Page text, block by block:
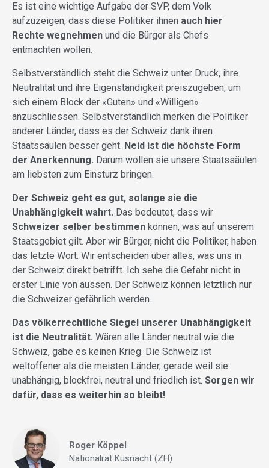
Es ist eine wichtige Aufgabe der SVP, dem Volk
aufzuzeigen, dass diese Politiker ihnen auch hier
Rechte wegnehmen und die Bürger als Chefs
entmachten wollen.
Selbstverständlich steht die Schweiz unter Druck, ihre
Neutralität und ihre Eigenständigkeit preiszugeben, um
sich einem Block der «Guten» und «Willigen»
anzuschliessen. Selbstverständlich merken die Politiker
anderer Länder, dass es der Schweiz dank ihren
Staatssäulen besser geht. Neid ist die höchste Form
der Anerkennung. Darum wollen sie unsere Staatssäulen
am liebsten zum Einsturz bringen.
Der Schweiz geht es gut, solange sie die
Unabhängigkeit wahrt. Das bedeutet, dass wir
Schweizer selber bestimmen können, was auf unserem
Staatsgebiet gilt. Aber wir Bürger, nicht die Politiker, haben
das letzte Wort. Wir entscheiden über alles, was uns in
der Schweiz direkt betrifft. Ich sehe die Gefahr nicht in
erster Linie von aussen. Der Schweiz können letztlich nur
die Schweizer gefährlich werden.
Das völkerrechtliche Siegel unserer Unabhängigkeit
ist die Neutralität. Wären alle Länder neutral wie die
Schweiz, gäbe es keinen Krieg. Die Schweiz ist
weltoffener als die meisten Länder, gerade weil sie
unabhängig, blockfrei, neutral und friedlich ist. Sorgen wir
dafür, dass es weiterhin so bleibt!
Roger Köppel
Nationalrat Küsnacht (ZH)